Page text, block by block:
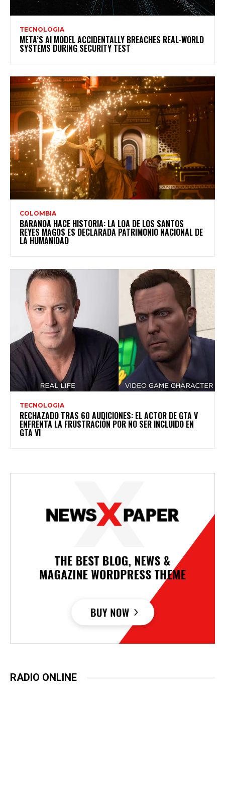
TECNOLOGIA
META’S AI MODEL ACCIDENTALLY BREACHES REAL-WORLD
SYSTEMS DURING SECURITY TEST
COLOMBIA
BARANOA HACE HISTORIA: LA LOA DE LOS SANTOS
REYES MAGOS ES DECLARADA PATRIMONIO NACIONAL DE
LA HUMANIDAD
TECNOLOGIA
RECHAZADO TRAS 60 AUDICIONES: EL ACTOR DE GTA V
ENFRENTA LA FRUSTRACIÓN POR NO SER INCLUIDO EN
GTA VI
RADIO ONLINE